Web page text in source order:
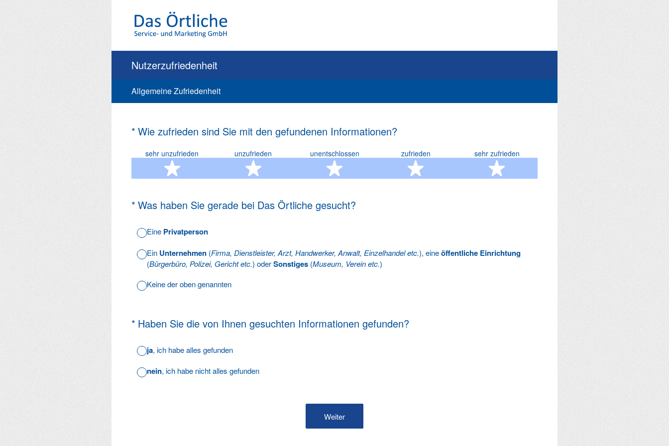
Nutzerzufriedenheit
Allgemeine Zufriedenheit
* Wie zufrieden sind Sie mit den gefundenen Informationen?
(Erforderlich.)
sehr unzufrieden
1 Stern
unzufrieden
2 Sterne
unentschlossen
3 Sterne
zufrieden
4 Sterne
sehr zufrieden
5 Sterne
* Was haben Sie gerade bei Das Örtliche gesucht?
(Erforderlich.)
Eine Privatperson
Ein Unternehmen (Firma, Dienstleister, Arzt, Handwerker, Anwalt, Einzelhandel etc.), eineöffentliche Einrichtung
(Bürgerbüro, Polizei, Gericht etc.) oderSonstiges (Museum, Verein etc.)
Keine der oben genannten
* Haben Sie die von Ihnen gesuchten Informationen gefunden?
(Erforderlich.)
ja, ich habe alles gefunden
nein, ich habe nicht alles gefunden
Weiter